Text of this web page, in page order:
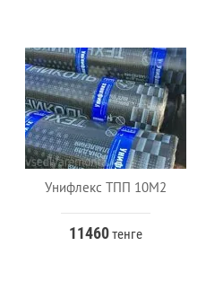
Унифлекс ТПП 10М2
11460тенге